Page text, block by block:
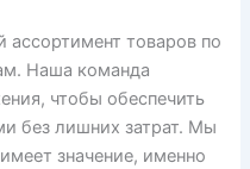
товаров по
Наша команда
чтобы обеспечить
без лишних затрат. Мы
значение, именно